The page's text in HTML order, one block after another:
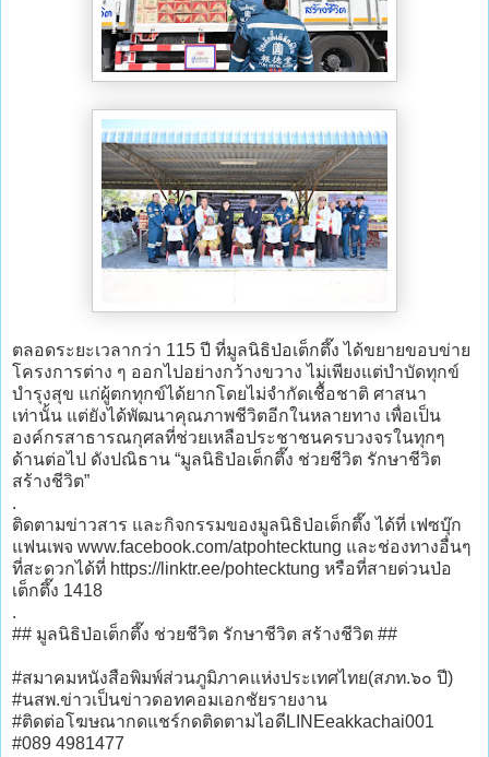
ตลอดระยะเวลากว่า 115 ปี ที่มูลนิธิป่อเต็กตึ๊ง ได้ขยายขอบข่าย
โครงการต่าง ๆ ออกไปอย่างกว้างขวาง ไม่เพียงแต่บำบัดทุกข์
บำรุงสุข แก่ผู้ตกทุกข์ได้ยากโดยไม่จำกัดเชื้อชาติ ศาสนา
เท่านั้น แต่ยังได้พัฒนาคุณภาพชีวิตอีกในหลายทาง เพื่อเป็น
องค์กรสาธารณกุศลที่ช่วยเหลือประชาชนครบวงจรในทุกๆ
ด้านต่อไป ดังปณิธาน “มูลนิธิป่อเต็กตึ๊ง ช่วยชีวิต รักษาชีวิต
สร้างชีวิต”
.
ติดตามข่าวสาร และกิจกรรมของมูลนิธิป่อเต็กตึ๊ง ได้ที่ เฟซบุ๊ก
แฟนเพจ www.facebook.com/atpohtecktung และช่องทางอื่นๆ
ที่สะดวกได้ที่ https://linktr.ee/pohtecktung หรือที่สายด่วนป่อ
เต็กตึ๊ง 1418
.
## มูลนิธิป่อเต็กตึ๊ง ช่วยชีวิต รักษาชีวิต สร้างชีวิต ##
#สมาคมหนังสือพิมพ์ส่วนภูมิภาคแห่งประเทศไทย(สภท.๖๐ ปี)
#นสพ.ข่าวเป็นข่าวดอทคอมเอกชัยรายงาน
#ติดต่อโฆษณากดแชร์กดติดตามไอดีLINEeakkachai001
#089 4981477